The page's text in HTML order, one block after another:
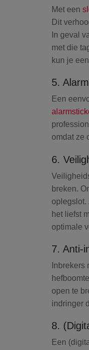
Met een
Dit
In geval
met die
kun je
5.
Een
omdat ze
6.
breken.
oplegslot.
het liefst
optimale
7. Anti-
open te
indringer
8.
Een